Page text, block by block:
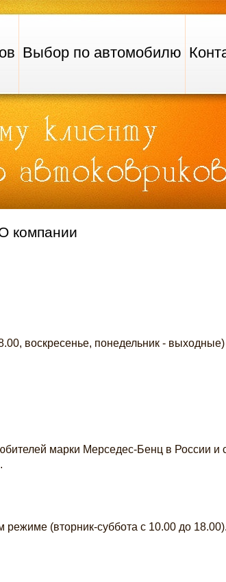
Выбор по автомобилю
компании
воскресенье, понедельник - выходные)
марки Мерседес-Бенц в России и
(вторник-суббота с 10.00 до